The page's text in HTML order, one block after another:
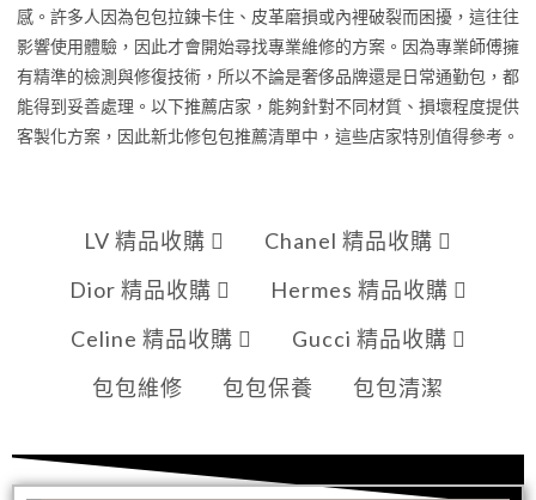
感。許多人因為包包拉鍊卡住、皮革磨損或內裡破裂而困擾，這往往
影響使用體驗，因此才會開始尋找專業維修的方案。因為專業師傅擁
有精準的檢測與修復技術，所以不論是奢侈品牌還是日常通勤包，都
能得到妥善處理。以下推薦店家，能夠針對不同材質、損壞程度提供
客製化方案，因此新北修包包推薦清單中，這些店家特別值得參考。
LV 精品收購
Chanel 精品收購
Dior 精品收購
Hermes 精品收購
Celine 精品收購
Gucci 精品收購
包包維修
包包保養 包包清潔